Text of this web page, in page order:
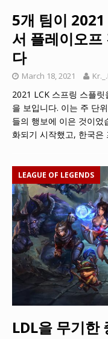
5개 팀이
서 플레이오
다
March 18, 2021
2021 LCK 스프링 스플
을 보입니다. 이는 주 단
들의 행보에 이은 것이었
화되기 시작했고, 한국은
LEAGUE OF LEGENDS
LDL을 무기한